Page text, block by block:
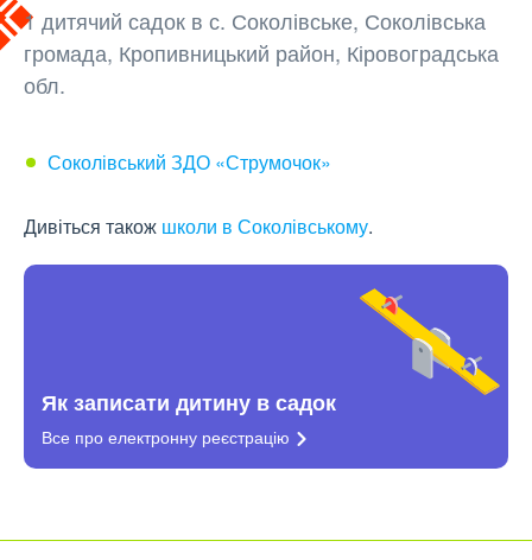
1 дитячий садок в с. Соколівське, Соколівська
громада, Кропивницький район, Кіровоградська
обл.
Соколівський ЗДО «Струмочок»
Дивіться також школи в Соколівському.
Як записати дитину в садок
Все про електронну реєстрацію